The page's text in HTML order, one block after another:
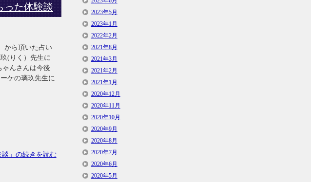
った体験談
から頂いた占い
(りく）先生に
んさんは今後
ケの璃玖先生に
談」の続きを読む
2023年5月
2023年1月
2022年2月
2021年8月
2021年3月
2021年2月
2021年1月
2020年12月
2020年11月
2020年10月
2020年9月
2020年8月
2020年7月
2020年6月
2020年5月